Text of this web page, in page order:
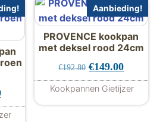
prijs was: €214.20.
Huidige prijs is: €169.00.
Aanbieding!
PROVENCE kookpan
met deksel rood 24cm
€192.80 Oorspronkelijke
€149.00Huidige
Kookpannen Gietijzer